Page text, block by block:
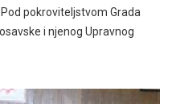
Pod pokroviteljstvom Grada
i njenog Upravnog